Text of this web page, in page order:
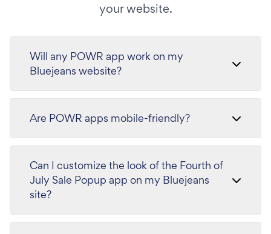
your website.
Will any POWR app work on my
Bluejeans website?
Are POWR apps mobile-friendly?
Can I customize the look of the Fourth of
July Sale Popup app on my Bluejeans
site?